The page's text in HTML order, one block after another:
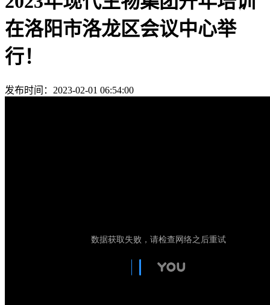
在洛阳市洛龙区会议中心举
行！
发布时间：2023-02-01 06:54:00